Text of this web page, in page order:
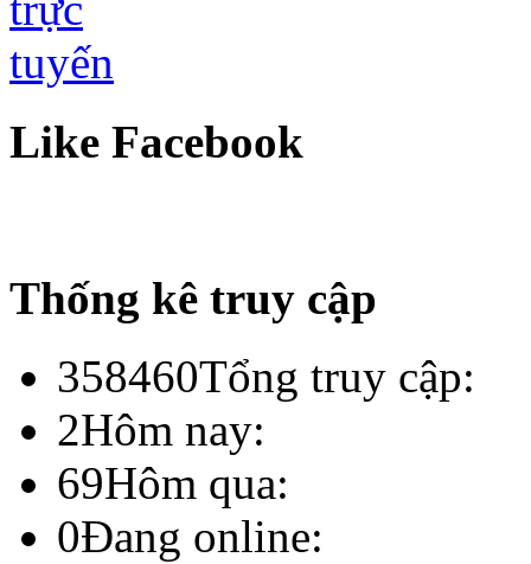
Like Facebook
Thống kê truy cập
358460Tổng truy cập:
2Hôm nay:
69Hôm qua:
0Đang online: